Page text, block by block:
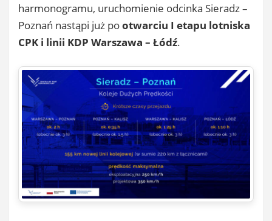
harmonogramu, uruchomienie odcinka Sieradz –
Poznań nastąpi już pootwarciu I etapu lotniska
CPK i linii KDP Warszawa – Łódź.